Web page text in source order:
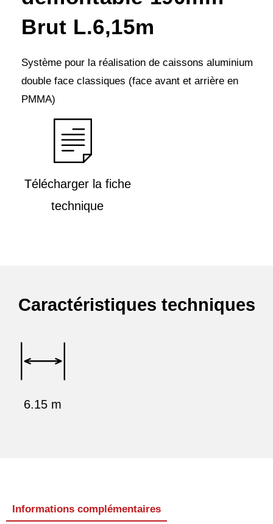
Brut L.6,15m
Système pour la réalisation de caissons aluminium
double face classiques (face avant et arrière en
PMMA)
Télécharger la fiche
technique
Caractéristiques techniques
6.15 m
Informations complémentaires